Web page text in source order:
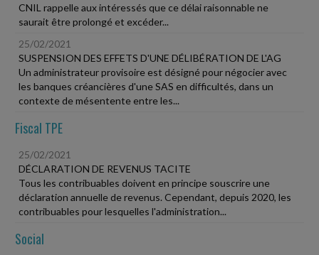
CNIL rappelle aux intéressés que ce délai raisonnable ne
saurait être prolongé et excéder...
25/02/2021
SUSPENSION DES EFFETS D'UNE DÉLIBÉRATION DE L'AG
Un administrateur provisoire est désigné pour négocier avec
les banques créancières d'une SAS en difficultés, dans un
contexte de mésentente entre les...
Fiscal TPE
25/02/2021
DÉCLARATION DE REVENUS TACITE
Tous les contribuables doivent en principe souscrire une
déclaration annuelle de revenus. Cependant, depuis 2020, les
contribuables pour lesquelles l'administration...
Social